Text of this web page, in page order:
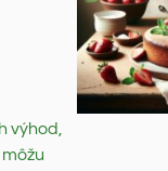
výhod,